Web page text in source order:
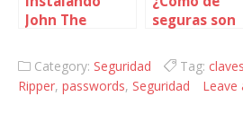
John The
seguras son
Category: Seguridad Tag: claves
Ripper, passwords, Seguridad Leave